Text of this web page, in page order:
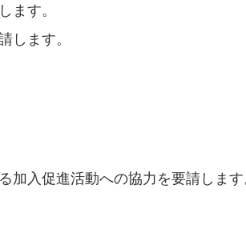
ます。
します。
入促進活動への協力を要請します